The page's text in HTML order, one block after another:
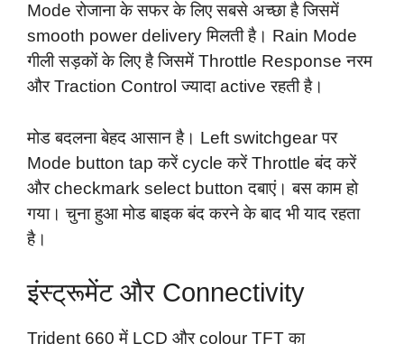
Mode रोजाना के सफर के लिए सबसे अच्छा है जिसमें
smooth power delivery मिलती है। Rain Mode
गीली सड़कों के लिए है जिसमें Throttle Response नरम
और Traction Control ज्यादा active रहती है।
मोड बदलना बेहद आसान है। Left switchgear पर
Mode button tap करें cycle करें Throttle बंद करें
और checkmark select button दबाएं। बस काम हो
गया। चुना हुआ मोड बाइक बंद करने के बाद भी याद रहता
है।
इंस्ट्रूमेंट और Connectivity
Trident 660 में LCD और colour TFT का